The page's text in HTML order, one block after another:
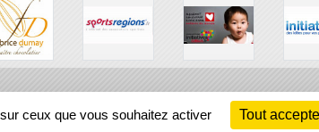
ceux que vous souhaitez activer Tout